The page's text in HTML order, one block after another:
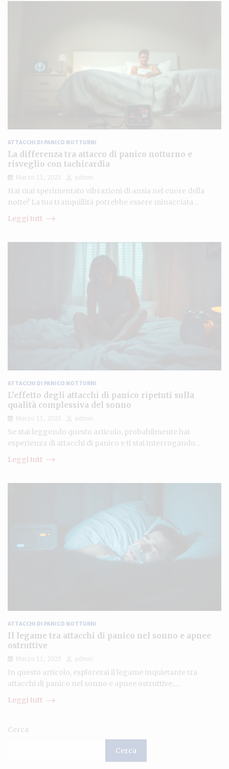
ATTACCHI DI PANICO NOTTURNI
La differenza tra attacco di panico notturno e
risveglio con tachicardia
Marzo 11, 2025
admin
Hai mai sperimentato vibrazioni di ansia nel cuore della
notte? La tua tranquillità potrebbe essere minacciata…
Leggi tutt
ATTACCHI DI PANICO NOTTURNI
L’effetto degli attacchi di panico ripetuti sulla
qualità complessiva del sonno
Marzo 11, 2025
admin
Se stai leggendo questo articolo, probabilmente hai
esperienza di attacchi di panico e ti stai interrogando…
Leggi tutt
ATTACCHI DI PANICO NOTTURNI
Il legame tra attacchi di panico nel sonno e apnee
ostruttive
Marzo 11, 2025
admin
In questo articolo, esplorerai il legame inquietante tra
attacchi di panico nel sonno e apnee ostruttive.…
Leggi tutt
Cerca
Cerca